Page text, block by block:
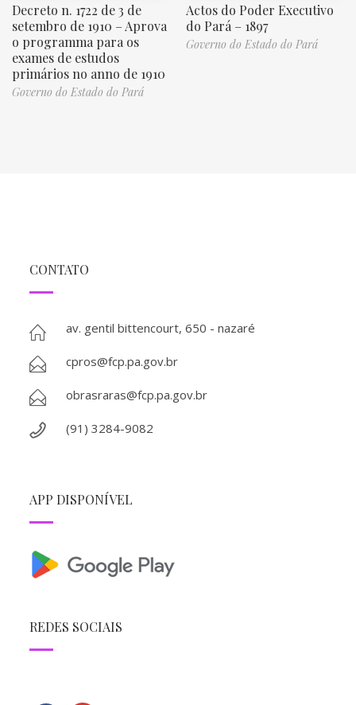
Decreto n. 1722 de 3 de
setembro de 1910 – Aprova
o programma para os
exames de estudos
primários no anno de 1910
Governo do Estado do Pará
Actos do Poder Executivo
do Pará – 1897
Governo do Estado do Pará
CONTATO
av. gentil bittencourt, 650 - nazaré
cpros@fcp.pa.gov.br
obrasraras@fcp.pa.gov.br
(91) 3284-9082
APP DISPONÍVEL
REDES SOCIAIS